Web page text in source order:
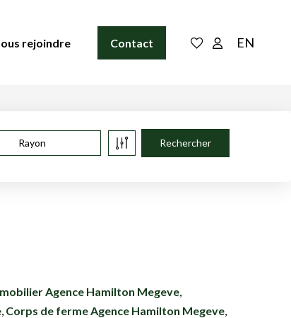
rejoindre Contact EN
Rayon
Agence Hamilton Megeve
Corps de ferme Agence Hamilton Megeve